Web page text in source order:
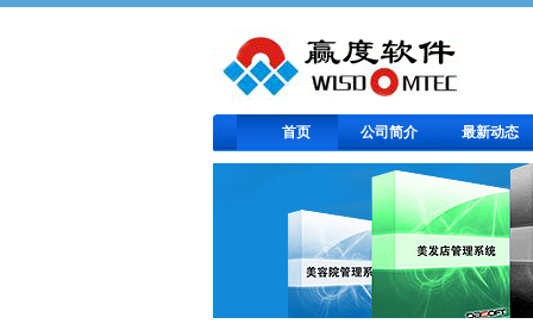
首页 公司简介 最新动态